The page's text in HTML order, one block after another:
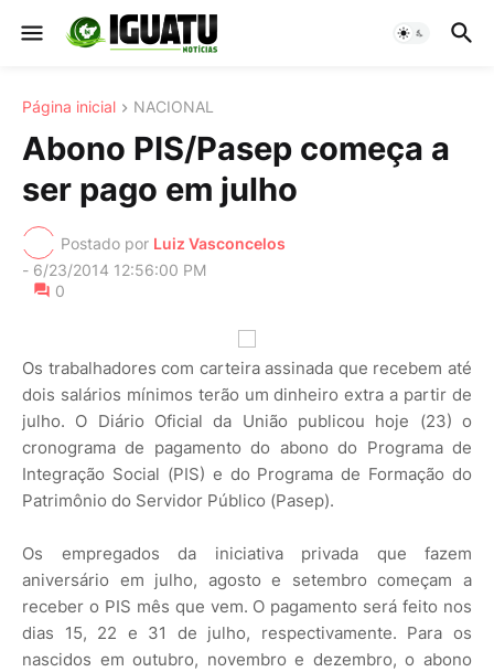
Página inicial NACIONAL
Abono PIS/Pasep começa a
ser pago em julho
Postado por Luiz Vasconcelos
- 6/23/2014 12:56:00 PM
0
Os trabalhadores com carteira assinada que recebem até
dois salários mínimos terão um dinheiro extra a partir de
julho. O Diário Oficial da União publicou hoje (23) o
cronograma de pagamento do abono do Programa de
Integração Social (PIS) e do Programa de Formação do
Patrimônio do Servidor Público (Pasep).
Os empregados da iniciativa privada que fazem
aniversário em julho, agosto e setembro começam a
receber o PIS mês que vem. O pagamento será feito nos
dias 15, 22 e 31 de julho, respectivamente. Para os
nascidos em outubro, novembro e dezembro, o abono